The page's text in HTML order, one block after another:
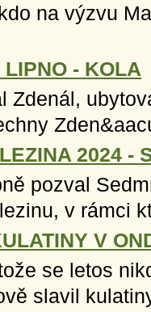
na výzvu
- KOLA
Zdenál,
2024 -
pozval
v rámci
V
se letos
slavil